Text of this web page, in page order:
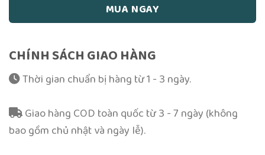
MUA NGAY
CHÍNH SÁCH GIAO HÀNG
Thời gian chuẩn bị hàng từ 1 - 3 ngày.
Giao hàng COD toàn quốc từ 3 - 7 ngày (không
bao gồm chủ nhật và ngày lễ).